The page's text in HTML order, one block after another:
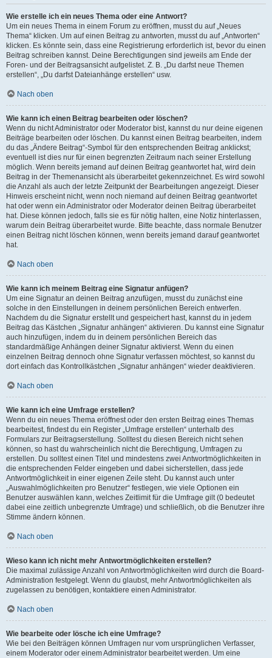
Wie erstelle ich ein neues Thema oder eine Antwort?
Um ein neues Thema in einem Forum zu eröffnen, musst du auf „Neues
Thema“ klicken. Um auf einen Beitrag zu antworten, musst du auf „Antworten“
klicken. Es könnte sein, dass eine Registrierung erforderlich ist, bevor du einen
Beitrag schreiben kannst. Deine Berechtigungen sind jeweils am Ende der
Foren- und der Beitragsansicht aufgelistet. Z. B. „Du darfst neue Themen
erstellen“, „Du darfst Dateianhänge erstellen“ usw.
Nach oben
Wie kann ich einen Beitrag bearbeiten oder löschen?
Wenn du nicht Administrator oder Moderator bist, kannst du nur deine eigenen
Beiträge bearbeiten oder löschen. Du kannst einen Beitrag bearbeiten, indem
du das „Ändere Beitrag“-Symbol für den entsprechenden Beitrag anklickst;
eventuell ist dies nur für einen begrenzten Zeitraum nach seiner Erstellung
möglich. Wenn bereits jemand auf deinen Beitrag geantwortet hat, wird dein
Beitrag in der Themenansicht als überarbeitet gekennzeichnet. Es wird sowohl
die Anzahl als auch der letzte Zeitpunkt der Bearbeitungen angezeigt. Dieser
Hinweis erscheint nicht, wenn noch niemand auf deinen Beitrag geantwortet
hat oder wenn ein Administrator oder Moderator deinen Beitrag überarbeitet
hat. Diese können jedoch, falls sie es für nötig halten, eine Notiz hinterlassen,
warum dein Beitrag überarbeitet wurde. Bitte beachte, dass normale Benutzer
einen Beitrag nicht löschen können, wenn bereits jemand darauf geantwortet
hat.
Nach oben
Wie kann ich meinem Beitrag eine Signatur anfügen?
Um eine Signatur an deinen Beitrag anzufügen, musst du zunächst eine
solche in den Einstellungen in deinem persönlichen Bereich entwerfen.
Nachdem du die Signatur erstellt und gespeichert hast, kannst du in jedem
Beitrag das Kästchen „Signatur anhängen“ aktivieren. Du kannst eine Signatur
auch hinzufügen, indem du in deinem persönlichen Bereich das
standardmäßige Anhängen deiner Signatur aktivierst. Wenn du einen
einzelnen Beitrag dennoch ohne Signatur verfassen möchtest, so kannst du
dort einfach das Kontrollkästchen „Signatur anhängen“ wieder deaktivieren.
Nach oben
Wie kann ich eine Umfrage erstellen?
Wenn du ein neues Thema eröffnest oder den ersten Beitrag eines Themas
bearbeitest, findest du ein Register „Umfrage erstellen“ unterhalb des
Formulars zur Beitragserstellung. Solltest du diesen Bereich nicht sehen
können, so hast du wahrscheinlich nicht die Berechtigung, Umfragen zu
erstellen. Du solltest einen Titel und mindestens zwei Antwortmöglichkeiten in
die entsprechenden Felder eingeben und dabei sicherstellen, dass jede
Antwortmöglichkeit in einer eigenen Zeile steht. Du kannst auch unter
„Auswahlmöglichkeiten pro Benutzer“ festlegen, wie viele Optionen ein
Benutzer auswählen kann, welches Zeitlimit für die Umfrage gilt (0 bedeutet
dabei eine zeitlich unbegrenzte Umfrage) und schließlich, ob die Benutzer ihre
Stimme ändern können.
Nach oben
Wieso kann ich nicht mehr Antwortmöglichkeiten erstellen?
Die maximal zulässige Anzahl von Antwortmöglichkeiten wird durch die Board-
Administration festgelegt. Wenn du glaubst, mehr Antwortmöglichkeiten als
zugelassen zu benötigen, kontaktiere einen Administrator.
Nach oben
Wie bearbeite oder lösche ich eine Umfrage?
Wie bei den Beiträgen können Umfragen nur vom ursprünglichen Verfasser,
einem Moderator oder einem Administrator bearbeitet werden. Um eine